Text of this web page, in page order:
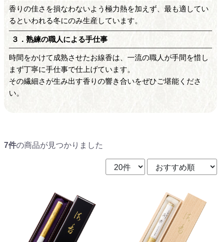
香りの佳さを損なわないよう極力熱を加えず、最も適してい
るといわれる冬にのみ生産しています。
３．熟練の職人による手仕事
時間をかけて成熟させたお線香は、一流の職人が手間を惜し
まず丁寧に手仕事で仕上げています。
その繊細さが生み出す香りの響き合いをぜひご堪能くださ
い。
7件の商品が見つかりました